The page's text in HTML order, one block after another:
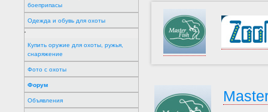
боеприпасы
Одежда и обувь для охоты
'
Купить оружие для охоты, ружья,
снаряжение
Фото с охоты
Форум
Объявления